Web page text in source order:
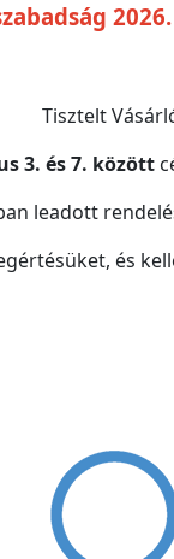
Tisztelt
3. és 7. között
leadott
és